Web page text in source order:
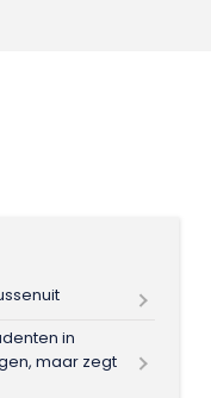
in
maar zegt